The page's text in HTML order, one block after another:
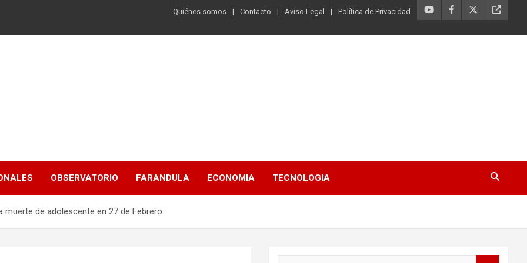
Quiénes somos Contacto Aviso Legal Política de Privacidad
OBSERVATORIO FARANDULA ECONOMIA TECNOLOGIA
de adolescente en 27 de Febrero